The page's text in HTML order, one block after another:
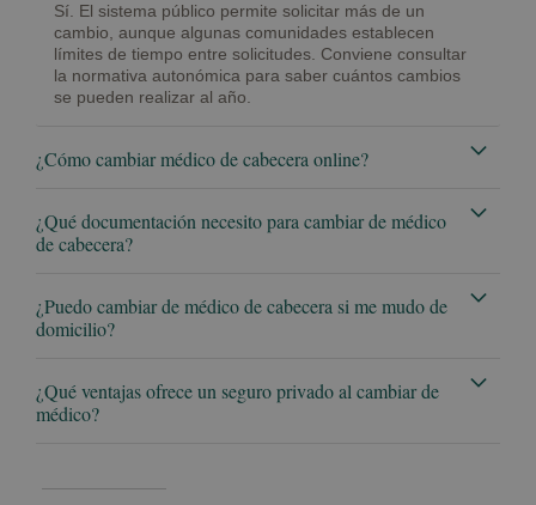
Sí. El sistema público permite solicitar más de un
cambio, aunque algunas comunidades establecen
límites de tiempo entre solicitudes. Conviene consultar
la normativa autonómica para saber cuántos cambios
se pueden realizar al año.
¿Cómo cambiar médico de cabecera online?
¿Qué documentación necesito para cambiar de médico
de cabecera?
¿Puedo cambiar de médico de cabecera si me mudo de
domicilio?
¿Qué ventajas ofrece un seguro privado al cambiar de
médico?